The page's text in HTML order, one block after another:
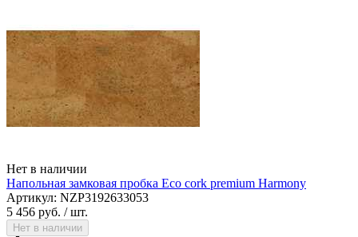
Нет в наличии
Напольная замковая пробка Eco cork premium Harmony
Артикул: NZP3192633053
5 456 руб. / шт.
Нет в наличии